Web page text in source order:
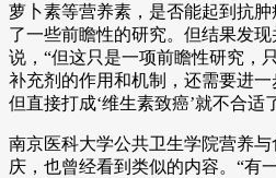
萝卜素等营养素，是否能起到抗
了一些前瞻性的研究。但结果发
说，“但这只是一项前瞻性研究，
补充剂的作用和机制，还需要进一
但直接打成‘维生素致癌’就不合适
南京医科大学公共卫生学院营养
庆，也曾经看到类似的内容。“有